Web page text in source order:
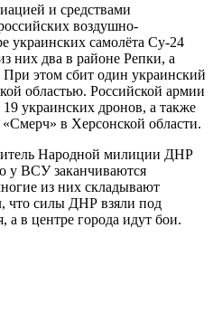
и средствами
воздушно-
украинских самолёта Су-24
них два в районе Репки, а
При этом сбит один украинский
областью. Российской армии
украинских дронов, а также
в Херсонской области.
Народной милиции ДНР
у ВСУ заканчиваются
из них складывают
что силы ДНР взяли под
в центре города идут бои.